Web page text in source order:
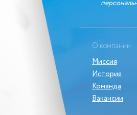
О компании
Миссия
История
Команда
Вакансии